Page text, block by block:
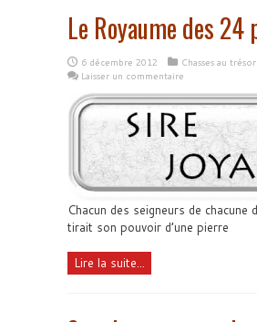
Le Royaume des 24
6 décembre 2012
Chasses au trésor
Laisser un commentaire
Chacun des seigneurs de chacune
tirait son pouvoir d’une pierre
Lire la suite...